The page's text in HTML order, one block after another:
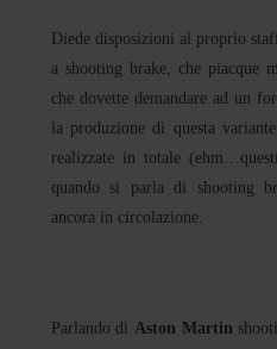
Diede disposizioni al proprio
a shooting brake, che
che dovette demandare ad un
la produzione di questa
realizzate in totale
quando si parla di shooting
ancora in circolazione.
Parlando diAston Martin